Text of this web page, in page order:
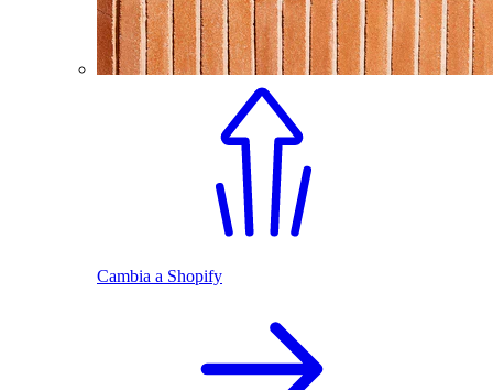
Cambia a Shopify